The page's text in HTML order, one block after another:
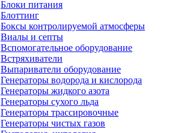
Блоки питания
Блоттинг
Боксы контролируемой атмосферы
Виалы и септы
Вспомогательное оборудование
Встряхиватели
Выпариватели оборудование
Генераторы водорода и кислорода
Генераторы жидкого азота
Генераторы сухого льда
Генераторы трассировочные
Генераторы чистых газов